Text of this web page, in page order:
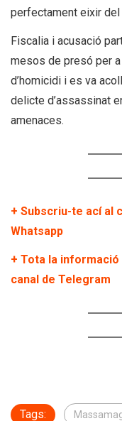
perfectament eixir del
Fiscalia i acusació
mesos de presó per a
d’homicidi i es va
delicte d’assassinat
amenaces.
+ Subscriu-te ací al
Whatsapp
+ Tota la
canal de Telegram
Tags: